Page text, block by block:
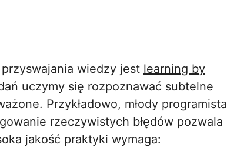
wiedzy jest learning by
uczymy się rozpoznawać subtelne
Przykładowo, młody programista
rzeczywistych błędów pozwala
jakość praktyki wymaga: